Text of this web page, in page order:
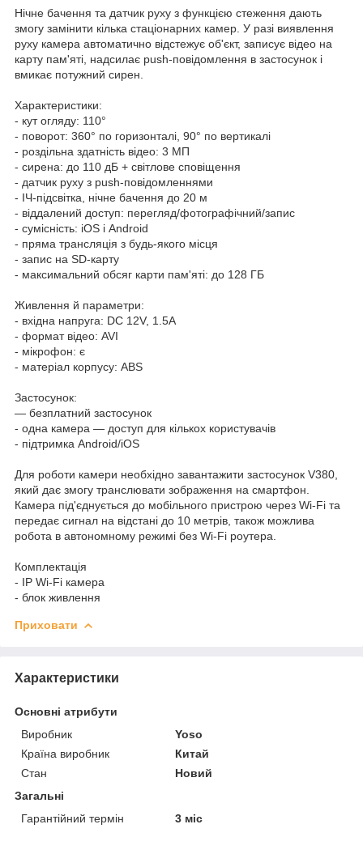
Нічне бачення та датчик руху з функцією стеження дають
змогу замінити кілька стаціонарних камер. У разі виявлення
руху камера автоматично відстежує об'єкт, записує відео на
карту пам'яті, надсилає push-повідомлення в застосунок і
вмикає потужний сирен.
Характеристики:
- кут огляду: 110°
- поворот: 360° по горизонталі, 90° по вертикалі
- роздільна здатність відео: 3 МП
- сирена: до 110 дБ + світлове сповіщення
- датчик руху з push-повідомленнями
- ІЧ-підсвітка, нічне бачення до 20 м
- віддалений доступ: перегляд/фотографічний/запис
- сумісність: iOS і Android
- пряма трансляція з будь-якого місця
- запис на SD-карту
- максимальний обсяг карти пам'яті: до 128 ГБ
Живлення й параметри:
- вхідна напруга: DC 12V, 1.5A
- формат відео: AVI
- мікрофон: є
- матеріал корпусу: ABS
Застосунок:
— безплатний застосунок
- одна камера — доступ для кількох користувачів
- підтримка Android/iOS
Для роботи камери необхідно завантажити застосунок V380,
який дає змогу транслювати зображення на смартфон.
Камера під'єднується до мобільного пристрою через Wi-Fi та
передає сигнал на відстані до 10 метрів, також можлива
робота в автономному режимі без Wi-Fi роутера.
Комплектація
- IP Wi-Fi камера
- блок живлення
Приховати
Характеристики
Основні атрибути
Виробник
Yoso
Країна виробник
Китай
Стан
Новий
Загальні
Гарантійний термін
3 міс